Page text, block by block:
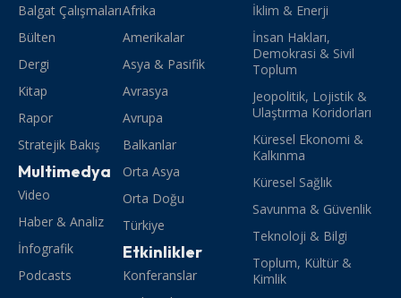
Balgat Çalışmaları
Bülten
Dergi
Kitap
Rapor
Stratejik Bakış
Multimedya
Video
Haber & Analiz
İnfografik
Podcasts
Afrika
Amerikalar
Asya & Pasifik
Avrasya
Avrupa
Balkanlar
Orta Asya
Orta Doğu
Türkiye
Etkinlikler
Konferanslar
İklim & Enerji
İnsan Hakları,
Demokrasi & Sivil
Toplum
Jeopolitik, Lojistik &
Ulaştırma Koridorları
Küresel Ekonomi &
Kalkınma
Küresel Sağlık
Savunma & Güvenlik
Teknoloji & Bilgi
Toplum, Kültür &
Kimlik